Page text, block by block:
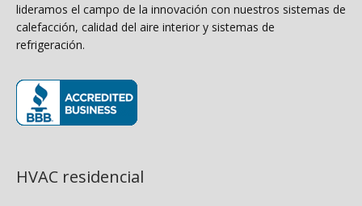
lideramos el campo de la innovación con nuestros sistemas de
calefacción, calidad del aire interior y sistemas de
refrigeración.
HVAC residencial